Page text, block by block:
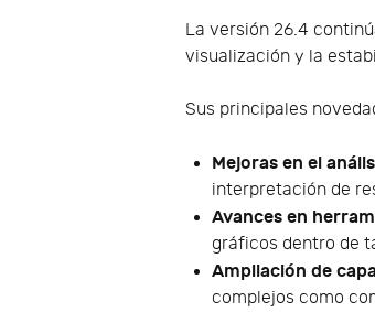
La versión 26.4
visualización y la
Sus principales
Mejoras en el
interpretación de
Avances en
gráficos dentro de
Ampliación de
complejos como